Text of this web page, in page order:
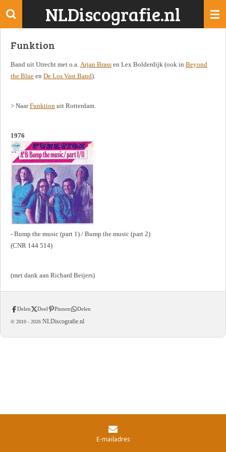
Ga
de
NLDiscografie.nl
Funktion
Band uit Utrecht met o.a. Arjan Brass en Lex Bolderdijk (ook in Beyond
the Blue en De Los Vast Band).
> NaarFunktion uit Rotterdam.
1976
- Bump the music (part 1) / Bump the music (part 2)
(CNR 144 514)
(met dank aan Richard Beijers)
Delen Deel Pinnen Delen
© 2010 - 2026 NLDiscografie.nl
E-mailadres